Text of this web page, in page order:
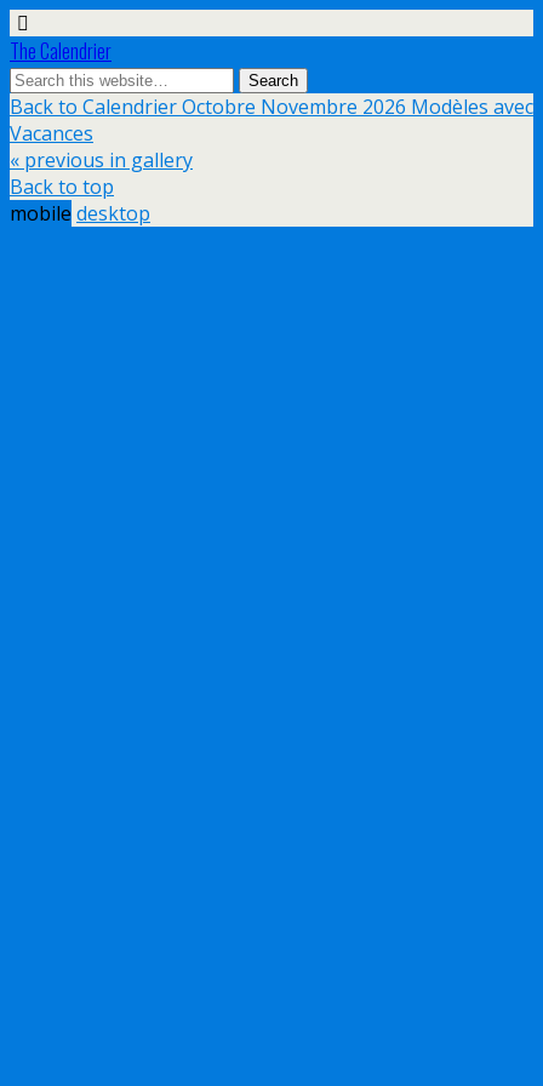
The Calendrier
Back to Calendrier Octobre Novembre 2026 Modèles avec
Vacances
« previous in gallery
Back to top
mobile desktop